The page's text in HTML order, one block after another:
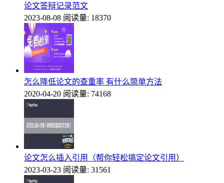
论文答辩记录范文
2023-08-08 阅读量: 18370
怎么降低论文的查重率 有什么简单方法
2020-04-20 阅读量: 74168
论文怎么插入引用（帮你轻松搞定论文引用）
2023-03-23 阅读量: 31561